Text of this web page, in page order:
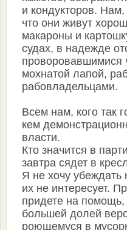
и кондукторов.
что они живут
макароны и
судах, в надежде
проворовавшимися
мохнатой лапой,
рабовладельцами.
Всем нам, кого так
кем
власти.
Кто значится в
завтра сядет в
Я не хочу убеждать
их не интересует.
придете на помощь,
большей долей
роющемуся в